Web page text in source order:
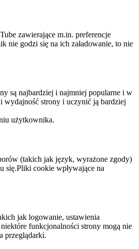
zawierające m.in. preferencje
nie godzi się na ich załadowanie, to nie
są najbardziej i najmniej popularne i w
wydajność strony i uczynić ją bardziej
użytkownika.
(takich jak język, wyrażone zgody)
się.Pliki cookie wpływające na
jak logowanie, ustawienia
funkcjonalności strony mogą nie
przeglądarki.